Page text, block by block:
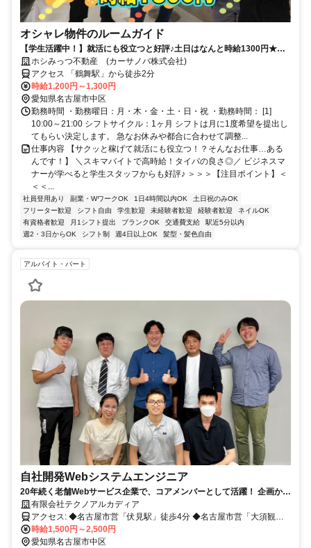
オシャレ物件のルームガイド
【学生活躍中！】就活にも役立つと好評♪土日はなんと時給1300円★学
業と両立しながら稼げる◎
ホシみっつ不動産 (カーサノバ株式会社)
アクセス 「鶴舞駅」から徒歩2分
時給1,200円～1,300円
愛知県名古屋市中区
勤務時間 ・勤務曜日：月・木・金・土・日・祝 ・勤務時間： [1]
10:00～21:00 シフトサイクル：1ヶ月 シフトは月に1度希望を提出し
てもらい決定します。 急なお休みや都合に合わせて調整...
仕事内容 【サクッと稼げて就活にも役立つ！？そんなお仕事…ある
んです！】 ＼スキマバイトで高時給！タイパの良さ◎／ ビジネスマ
ナーが学べると学生スタッフからも好評♪ ＞＞＞【注目ポイント】＜
＜＜...
社員登用あり 副業・WワークOK 1日4時間以内OK
土日祝のみOK
フリーター歓迎
シフト自由 学生歓迎 未経験者歓迎 経験者歓迎
ネイルOK
有資格者歓迎
月1シフト提出 ブランクOK 交通費支給
駅近5分以内
週2・3日からOK
シフト制 週4日以上OK 髪型・髪色自由
アルバイト・パート
自社開発Webシステムエンジニア
20年続く老舗Webサービス企業で、コアメンバーとして活躍！ 企画から
開発・運用まで幅広く携わり、エンジニアとして成長できるチャンスで
す。スキルアップ支援も充実！
有限会社テクノアルカディア
アクセス: ◆名古屋市営「伏見駅」徒歩4分 ◆名古屋市営「大須観音
駅」徒歩9分 ◆名古屋市営「矢場町駅」徒歩13分 ◆名古屋市営「栄
駅」徒歩15分
時給1,500円～2,500円
愛知県名古屋市中区